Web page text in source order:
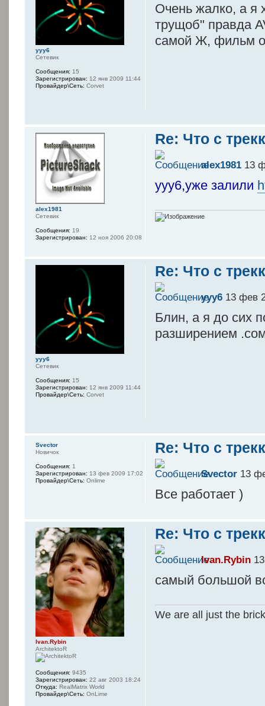
Очень жалко, а я
трущоб" правда
самой Ж, фильм
yyy6
Сетевик
Сообщения: 15
Зарегистрирован: 12 янв 2009 11:44
Провайдер\Сеть: Corvet
Re: Что с
alex1981 13
ууу6,уже залили
alex1981
Сетевик
Сообщения: 19
Зарегистрирован: 12 ноя 2006 20:08
Re: Что с
yyy6 13 фев
Блин, а я до сих
разширением
yyy6
Сетевик
Сообщения: 15
Зарегистрирован: 12 янв 2009 11:44
Провайдер\Сеть: Corvet
Re: Что с
Svector 13
Все работает )
Svector
Новичок
Сообщения: 1
Зарегистрирован: 13 фев 2009 17:02
Провайдер\Сеть: Onlime
Re: Что с
Ivan.Rybin
самый большой
We are all just the
Ivan.Rybin
ArchitektoR
Сообщения: 9435
Зарегистрирован: 22 авг 2003 18:24
Откуда: RealMatrix World
Провайдер\Сеть: OnLime